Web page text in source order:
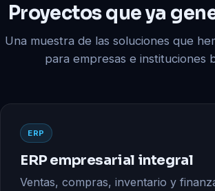
Proyectos que ya
Una muestra de las soluciones que
para empresas e instituciones
ERP
ERP empresarial integral
Ventas, compras, inventario y